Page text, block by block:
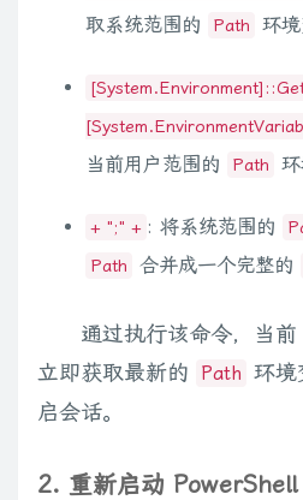
取系统范围的
Path 环境
当前用户范围的
Path 环
+ ";" + : 将系统范围的
Path 合并成一个完整的
通过执行该命令，当
立即获取最新的
Path 环境
启会话。
2. 重新启动